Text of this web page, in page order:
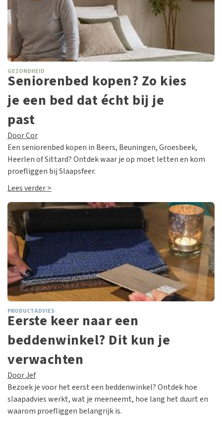
GEZONDHEID
Seniorenbed kopen? Zo kies
je een bed dat écht bij je
past
Door Cor
Een seniorenbed kopen in Beers, Beuningen, Groesbeek,
Heerlen of Sittard? Ontdek waar je op moet letten en kom
proefliggen bij Slaapsfeer.
Lees verder >
PRODUCTADVIES
Eerste keer naar een
beddenwinkel? Dit kun je
verwachten
Door Jef
Bezoek je voor het eerst een beddenwinkel? Ontdek hoe
slaapadvies werkt, wat je meeneemt, hoe lang het duurt en
waarom proefliggen belangrijk is.